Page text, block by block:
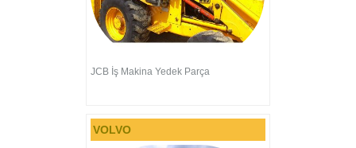
JCB İş Makina Yedek Parça
VOLVO